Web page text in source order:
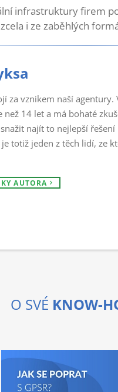
infrastruktury firem
i ze zaběhlých
za vznikem naší
než 14 let a má bohaté
najít to nejlepší
totiž jeden z těch lidí, ze
AUTORA
O SVÉ KNOW-